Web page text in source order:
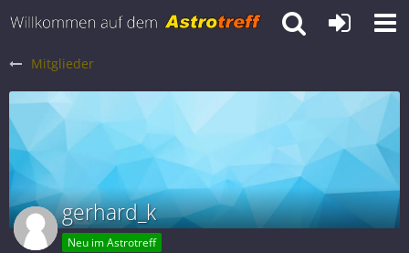
Mitglieder
gerhard_k
Neu im Astrotreff